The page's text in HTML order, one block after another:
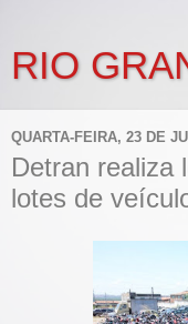
RIO
QUARTA-FEIRA, 23 DE
Detran realiza
lotes de